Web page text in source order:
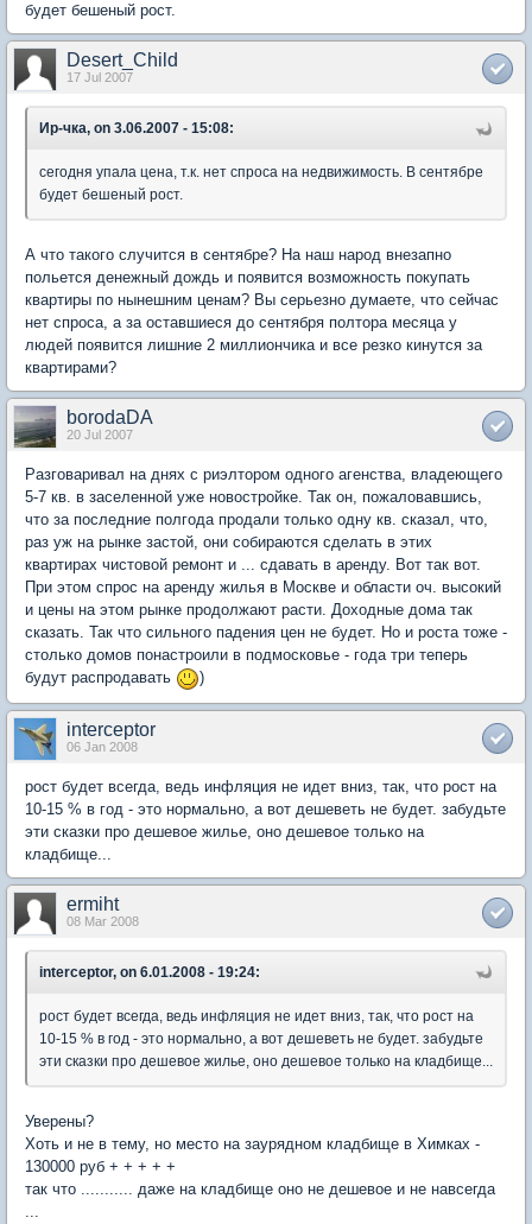
будет бешеный рост.
Desert_Child
17 Jul 2007
Ир-чка, on 3.06.2007 - 15:08:
сегодня упала цена, т.к. нет спроса на недвижимость. В сентябре
будет бешеный рост.
А что такого случится в сентябре? На наш народ внезапно
польется денежный дождь и появится возможность покупать
квартиры по нынешним ценам? Вы серьезно думаете, что сейчас
нет спроса, а за оставшиеся до сентября полтора месяца у
людей появится лишние 2 миллиончика и все резко кинутся за
квартирами?
borodaDA
20 Jul 2007
Разговаривал на днях с риэлтором одного агенства, владеющего
5-7 кв. в заселенной уже новостройке. Так он, пожаловавшись,
что за последние полгода продали только одну кв. сказал, что,
раз уж на рынке застой, они собираются сделать в этих
квартирах чистовой ремонт и ... сдавать в аренду. Вот так вот.
При этом спрос на аренду жилья в Москве и области оч. высокий
и цены на этом рынке продолжают расти. Доходные дома так
сказать. Так что сильного падения цен не будет. Но и роста тоже -
столько домов понастроили в подмосковье - года три теперь
будут распродавать
)
interceptor
06 Jan 2008
рост будет всегда, ведь инфляция не идет вниз, так, что рост на
10-15 % в год - это нормально, а вот дешеветь не будет. забудьте
эти сказки про дешевое жилье, оно дешевое только на
кладбище...
ermiht
08 Mar 2008
interceptor, on 6.01.2008 - 19:24:
рост будет всегда, ведь инфляция не идет вниз, так, что рост на
10-15 % в год - это нормально, а вот дешеветь не будет. забудьте
эти сказки про дешевое жилье, оно дешевое только на кладбище...
Уверены?
Хоть и не в тему, но место на заурядном кладбище в Химках -
130000 руб + + + + +
так что ........... даже на кладбище оно не дешевое и не навсегда